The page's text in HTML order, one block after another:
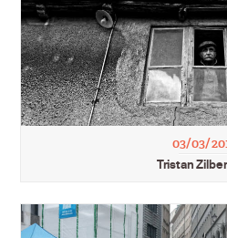
03/03/
Tristan